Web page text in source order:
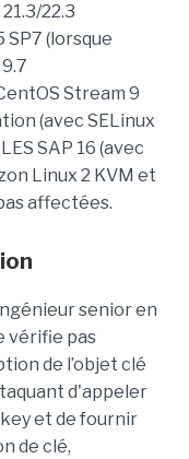
22.3
SP7 (lorsque
Stream 9
(avec SELinux
SAP 16 (avec
Linux 2 KVM et
affectées.
senior en
vérifie pas
de l’objet clé
d'appeler
et de fournir
de clé,